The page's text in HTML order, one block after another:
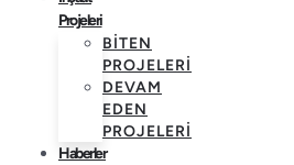
Projeleri
BITEN
PROJELERI
DEVAM
EDEN
PROJELERI
Haberler